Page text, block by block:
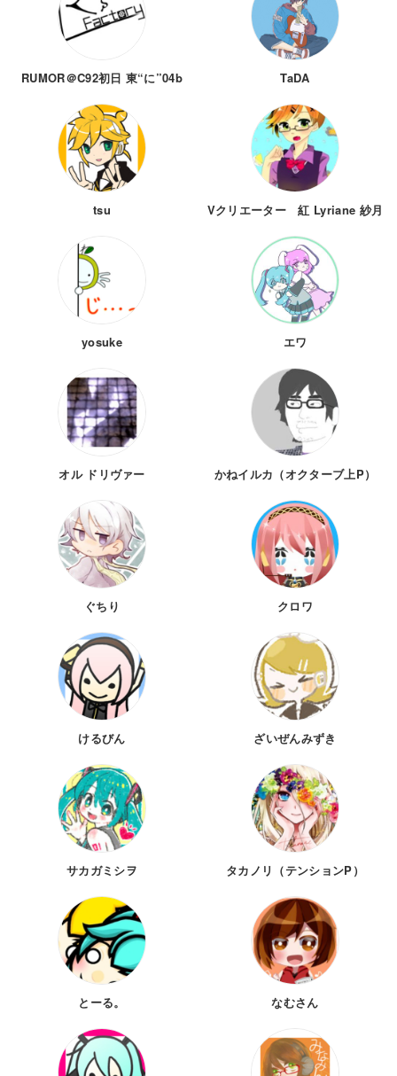
RUMOR＠C92初日 東“に”04b TaDA
tsu Vクリエーター 紅 Lyriane 紗月
yosuke エワ
オル ドリヴァー かねイルカ（オクターブ上P）
ぐちり クロワ
けるびん ざいぜんみずき
サカガミシヲ タカノリ（テンションP）
とーる。 なむさん